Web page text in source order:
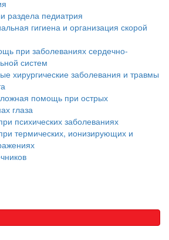
раздела педиатрия
гигиена и организация скорой
при заболеваниях сердечно-
систем
хирургические заболевания и травмы
помощь при острых
глаза
психических заболеваниях
термических, ионизирующих и